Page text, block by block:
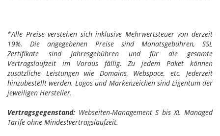
*Alle Preise verstehen sich inklusive Mehrwertsteuer von derzeit
19%. Die angegebenen Preise sind Monatsgebühren, SSL
Zertifikate sind Jahresgebühren und für die gesamte
Vertragslaufzeit im Voraus fällig. Zu jedem Paket können
zusätzliche Leistungen wie Domains, Webspace, etc. Jederzeit
hinzubestellt werden. Logos und Markenzeichen sind Eigentum der
jeweiligen Hersteller.
Vertragsgegenstand: Webseiten-Management S bis XL Managed
Tarife ohne Mindestvertragslaufzeit.